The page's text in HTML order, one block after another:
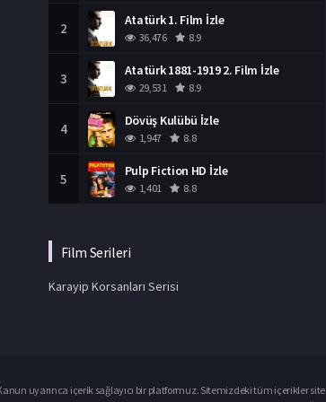
2 Atatürk 1. Film İzle
36,476 8.9
3 Atatürk 1881-1919 2. Film İzle
29,531 8.9
4 Dövüş Kulübü İzle
1,947 8.8
5 Pulp Fiction HD İzle
1,401 8.8
Film Serileri
Karayip Korsanları Serisi
uyarınca içerik sağlayıcı bir platformuz. Sitemizdeki tüm içerikler site